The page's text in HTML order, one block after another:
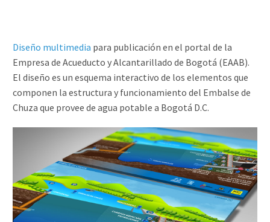
Diseño multimedia para publicación en el portal de la
Empresa de Acueducto y Alcantarillado de Bogotá (EAAB).
El diseño es un esquema interactivo de los elementos que
componen la estructura y funcionamiento del Embalse de
Chuza que provee de agua potable a Bogotá D.C.